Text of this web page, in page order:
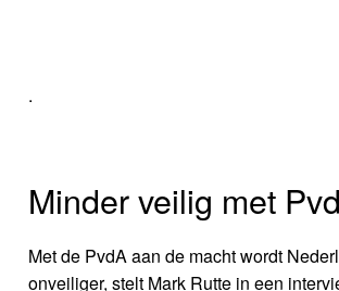
.
Minder veilig met
Met de PvdA aan de macht wordt
onveiliger, stelt Mark Rutte in een